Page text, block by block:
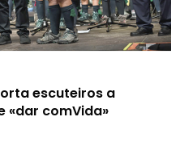
escuteiros a
«dar comVida»